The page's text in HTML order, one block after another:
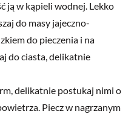
ją w kąpieli wodnej. Lekko
do masy jajeczno-
do pieczenia i na
do ciasta, delikatnie
delikatnie postukaj nimi o
Piecz w nagrzanym